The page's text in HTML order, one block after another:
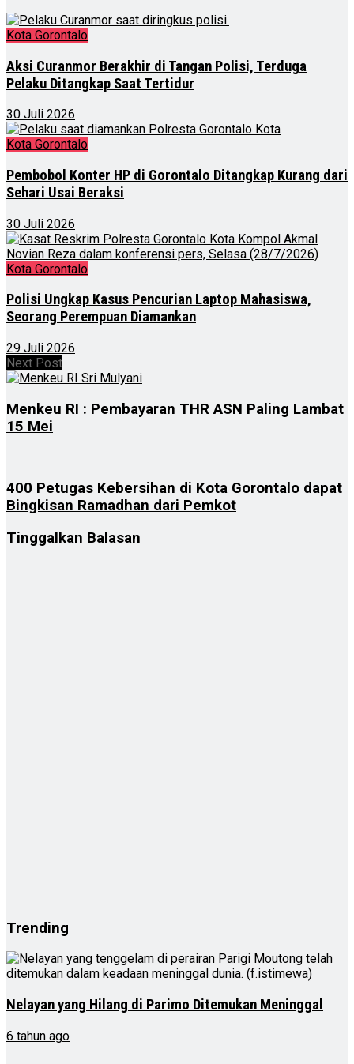
Kota Gorontalo
Aksi Curanmor Berakhir di Tangan Polisi, Terduga
Pelaku Ditangkap Saat Tertidur
30 Juli 2026
Kota Gorontalo
Pembobol Konter HP di Gorontalo Ditangkap Kurang dari
Sehari Usai Beraksi
30 Juli 2026
Kota Gorontalo
Polisi Ungkap Kasus Pencurian Laptop Mahasiswa,
Seorang Perempuan Diamankan
29 Juli 2026
Next Post
Menkeu RI : Pembayaran THR ASN Paling Lambat
15 Mei
400 Petugas Kebersihan di Kota Gorontalo dapat
Bingkisan Ramadhan dari Pemkot
Tinggalkan Balasan
Trending
Nelayan yang Hilang di Parimo Ditemukan Meninggal
6 tahun ago